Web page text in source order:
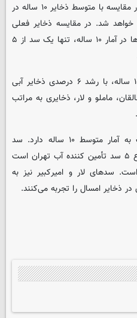
اگر نسبت ذخایر سدهای تهران را در مقایسه با متوسط ذخایر ۱۰ ساله در
خواهد شد. در مقایسه ذخایر فعلی
سدهای تهران با متوسط ذخایر سدها در آمار ۱۰ ساله، تنها یک سد از ۵
فقط سد لتیان در مقایسه با آمار ۱۰ ساله، با رشد ۶ درصدی ذخایر آبی
ماملو و لار، ذخایری به مراتب
سد ماملو افتی ۷۶ درصدی نسبت به آمار متوسط ۱۰ ساله دارد. سد
طالقان که بزرگ‌ترین سد در مجموع ۵ سد تأمین کننده آب تهران است
مواجه است. سدهای لار و امیرکبیر نیز به